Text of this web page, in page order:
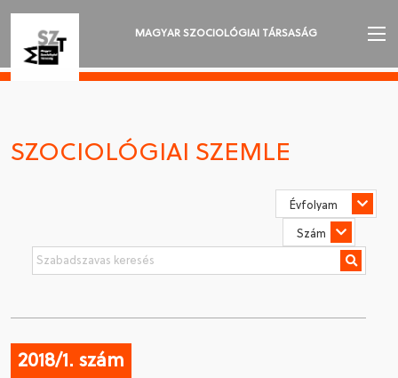
MAGYAR SZOCIOLÓGIAI TÁRSASÁG
SZOCIOLÓGIAI SZEMLE
SZOCIOLÓGIAI SZEMLE
2018/1. szám